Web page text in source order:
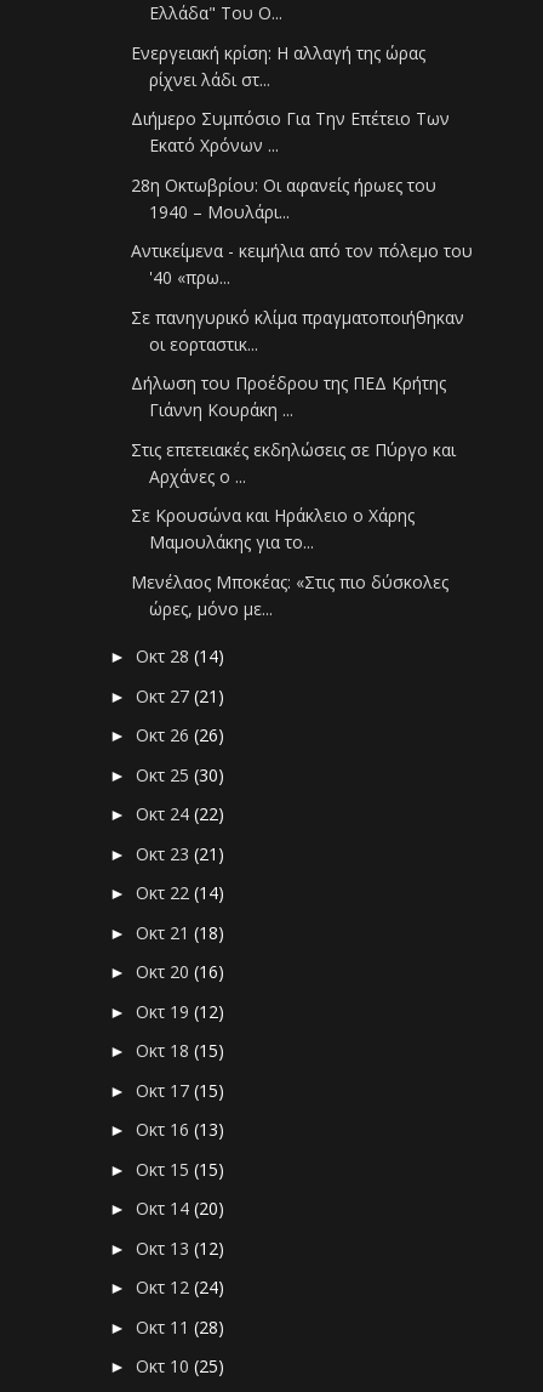
Ελλάδα" Του Ο...
Ενεργειακή κρίση: Η αλλαγή της ώρας
ρίχνει λάδι στ...
Διήμερο Συμπόσιο Για Την Επέτειο Των
Εκατό Χρόνων ...
28η Οκτωβρίου: Οι αφανείς ήρωες του
1940 – Μουλάρι...
Αντικείμενα - κειμήλια από τον πόλεμο του
'40 «πρω...
Σε πανηγυρικό κλίμα πραγματοποιήθηκαν
οι εορταστικ...
Δήλωση του Προέδρου της ΠΕΔ Κρήτης
Γιάννη Κουράκη ...
Στις επετειακές εκδηλώσεις σε Πύργο και
Αρχάνες ο ...
Σε Κρουσώνα και Ηράκλειο ο Χάρης
Μαμουλάκης για το...
Μενέλαος Μποκέας: «Στις πιο δύσκολες
ώρες, μόνο με...
►Οκτ 28(14)
►Οκτ 27(21)
►Οκτ 26(26)
►Οκτ 25(30)
►Οκτ 24(22)
►Οκτ 23(21)
►Οκτ 22(14)
►Οκτ 21(18)
►Οκτ 20(16)
►Οκτ 19(12)
►Οκτ 18(15)
►Οκτ 17(15)
►Οκτ 16(13)
►Οκτ 15(15)
►Οκτ 14(20)
►Οκτ 13(12)
►Οκτ 12(24)
►Οκτ 11(28)
►Οκτ 10(25)